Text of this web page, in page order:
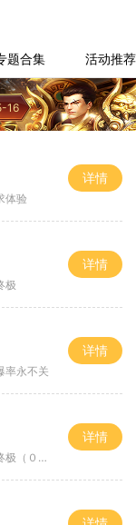
题合集 活动推荐
16
体验
详情
极
详情
率永不关
详情
充）爽
详情